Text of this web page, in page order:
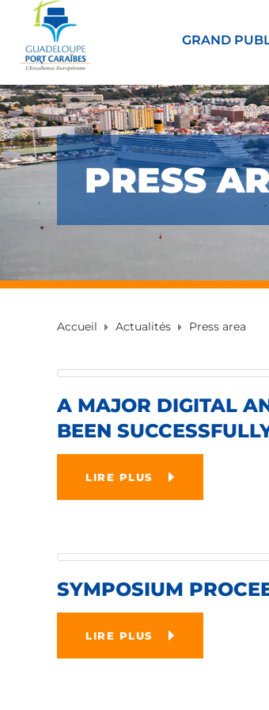
GRAND
PRESS
Accueil Actualités Press area
A MAJOR DIGITAL
BEEN
LIRE PLUS
SYMPOSIUM
LIRE PLUS